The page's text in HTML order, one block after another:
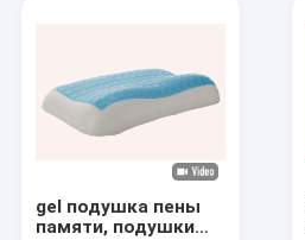
gel подушка пены
памяти, подушки